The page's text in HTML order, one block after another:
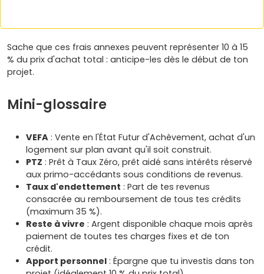
Sache que ces frais annexes peuvent représenter 10 à 15
% du prix d'achat total : anticipe-les dès le début de ton
projet.
Mini-glossaire
VEFA : Vente en l'État Futur d'Achèvement, achat d'un
logement sur plan avant qu'il soit construit.
PTZ : Prêt à Taux Zéro, prêt aidé sans intérêts réservé
aux primo-accédants sous conditions de revenus.
Taux d'endettement : Part de tes revenus
consacrée au remboursement de tous tes crédits
(maximum 35 %).
Reste à vivre : Argent disponible chaque mois après
paiement de toutes tes charges fixes et de ton
crédit.
Apport personnel : Épargne que tu investis dans ton